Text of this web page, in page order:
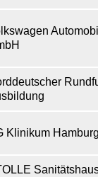
Klinikum